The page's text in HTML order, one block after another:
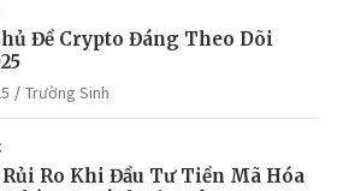
Đề Crypto Đáng Theo Dõi
Trường Sinh
Ro Khi Đầu Tư Tiền Mã Hóa